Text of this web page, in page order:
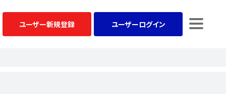
ユーザー新規登録 ユーザーログイン